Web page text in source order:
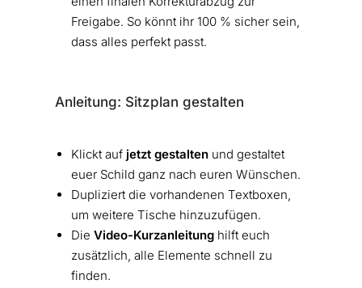
Freigabe. So könnt ihr 100 % sicher sein,
dass alles perfekt passt.
Anleitung: Sitzplan gestalten
Klickt auf jetzt gestaltenund gestaltet
euer Schild ganz nach euren Wünschen.
Dupliziert die vorhandenen Textboxen,
um weitere Tische hinzuzufügen.
Die Video-Kurzanleitunghilft euch
zusätzlich, alle Elemente schnell zu
finden.